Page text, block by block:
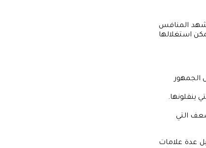
المنافس
استغلالها
الجمهور
ينقلونها.
التي
عدة علامات